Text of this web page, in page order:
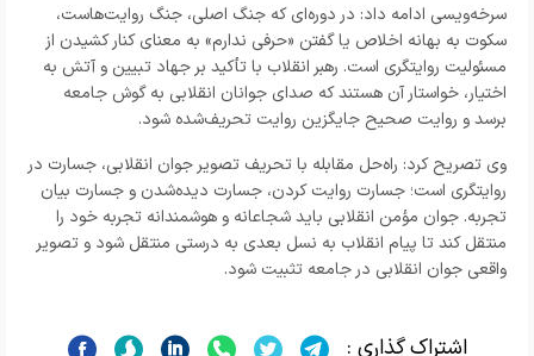
سرخه‌ویسی ادامه داد: در دوره‌ای که جنگ اصلی، جنگ روایت‌هاست،
سکوت به بهانه اخلاص یا گفتن «حرفی ندارم» به معنای کنار کشیدن از
مسئولیت روایتگری است. رهبر انقلاب با تأکید بر جهاد تبیین و آتش به
اختیار، خواستار آن هستند که صدای جوانان انقلابی به گوش جامعه
برسد و روایت صحیح جایگزین روایت تحریف‌شده شود.
وی تصریح کرد: راه‌حل مقابله با تحریف تصویر جوان انقلابی، جسارت در
روایتگری است؛ جسارت روایت کردن، جسارت دیده‌شدن و جسارت بیان
تجربه. جوان مؤمن انقلابی باید شجاعانه و هوشمندانه تجربه خود را
منتقل کند تا پیام انقلاب به نسل بعدی به درستی منتقل شود و تصویر
واقعی جوان انقلابی در جامعه تثبیت شود.
اشتراک گذاری :